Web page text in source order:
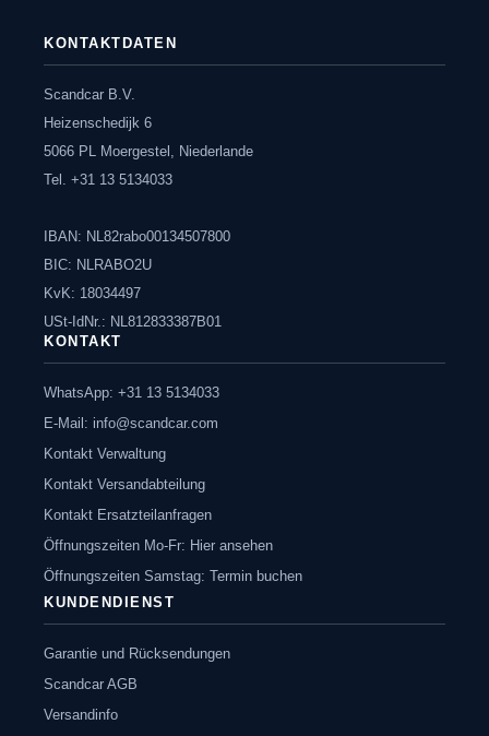
KONTAKTDATEN
Scandcar B.V.
Heizenschedijk 6
5066 PL Moergestel, Niederlande
Tel. +31 13 5134033
IBAN: NL82rabo00134507800
BIC: NLRABO2U
KvK: 18034497
USt-IdNr.: NL812833387B01
KONTAKT
WhatsApp: +31 13 5134033
E-Mail: info@scandcar.com
Kontakt Verwaltung
Kontakt Versandabteilung
Kontakt Ersatzteilanfragen
Öffnungszeiten Mo-Fr: Hier ansehen
Öffnungszeiten Samstag: Termin buchen
KUNDENDIENST
Garantie und Rücksendungen
Scandcar AGB
Versandinfo